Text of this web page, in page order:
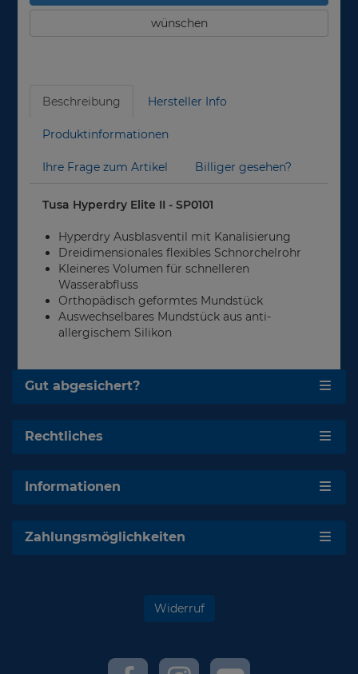
wünschen
Beschreibung Hersteller Info
Produktinformationen
Ihre Frage zum Artikel Billiger gesehen?
Tusa Hyperdry Elite II - SP0101
Hyperdry Ausblasventil mit Kanalisierung
Dreidimensionales flexibles Schnorchelrohr
Kleineres Volumen für schnelleren
Wasserabfluss
Orthopädisch geformtes Mundstück
Auswechselbares Mundstück aus anti-
allergischem Silikon
Gut abgesichert?
Rechtliches
Informationen
Zahlungsmöglichkeiten
Widerruf